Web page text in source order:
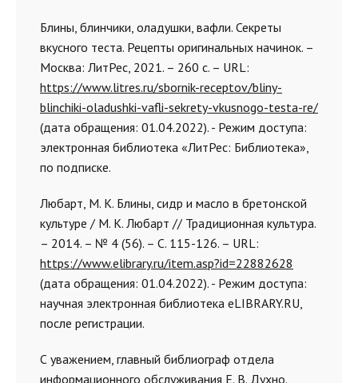
Блины, блинчики, оладушки, вафли. Секреты
вкусного теста. Рецепты оригинальных начинок. –
Москва: ЛитРес, 2021. – 260 с. – URL:
https://www.litres.ru/sbornik-receptov/bliny-
blinchiki-oladushki-vafli-sekrety-vkusnogo-testa-re/
(дата обращения: 01.04.2022). - Режим доступа:
электронная библиотека «ЛитРес: Библиотека»,
по подписке.
Любарт, М. К. Блины, сидр и масло в бретонской
культуре / М. К. Любарт // Традиционная культура.
– 2014. – № 4 (56). – С. 115-126. – URL:
https://www.elibrary.ru/item.asp?id=22882628
(дата обращения: 01.04.2022). - Режим доступа:
научная электронная библиотека eLIBRARY.RU,
после регистрации.
С уважением, главный библиограф отдела
информационного обслуживания Е. В. Духно.